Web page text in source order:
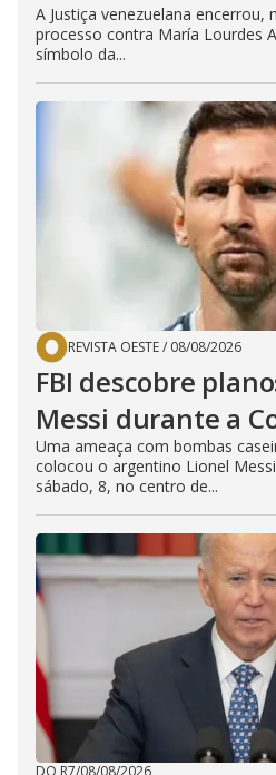
A Justiça venezuelana encerrou,
processo contra María Lourdes
símbolo da...
REVISTA OESTE/ 08/08/2026
FBI descobre
Messi durante a
Uma ameaça com bombas
colocou o argentino Lionel
sábado, 8, no centro de...
DO R7/08/08/2026